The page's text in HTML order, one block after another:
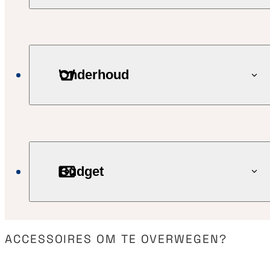
Onderhoud
Budget
ACCESSOIRES OM TE OVERWEGEN?